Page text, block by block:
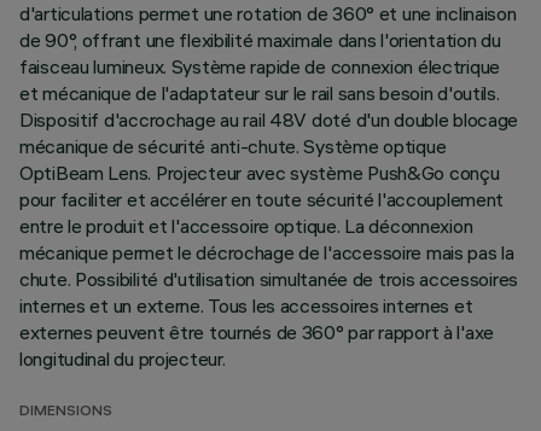
d'articulations permet une rotation de 360° et une inclinaison
de 90°, offrant une flexibilité maximale dans l'orientation du
faisceau lumineux. Système rapide de connexion électrique
et mécanique de l'adaptateur sur le rail sans besoin d'outils.
Dispositif d'accrochage au rail 48V doté d'un double blocage
mécanique de sécurité anti-chute. Système optique
OptiBeam Lens. Projecteur avec système Push&Go conçu
pour faciliter et accélérer en toute sécurité l'accouplement
entre le produit et l'accessoire optique. La déconnexion
mécanique permet le décrochage de l'accessoire mais pas la
chute. Possibilité d'utilisation simultanée de trois accessoires
internes et un externe. Tous les accessoires internes et
externes peuvent être tournés de 360° par rapport à l'axe
longitudinal du projecteur.
DIMENSIONS